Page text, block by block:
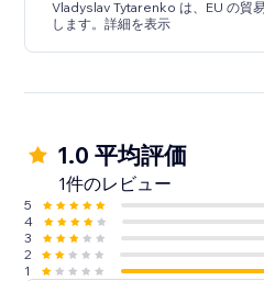
Vladyslav Tytarenko は、EU の貿
します。詳細を表示
1.0 平均評価
1件のレビュー
5
4
3
2
1